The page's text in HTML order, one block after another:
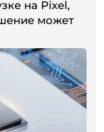
на Pixel,
может